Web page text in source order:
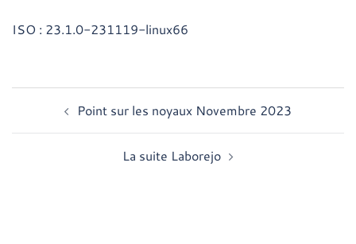
ISO : 23.1.0-231119-linux66
d’articlePoint sur les noyaux Novembre 2023
La suite Laborejo